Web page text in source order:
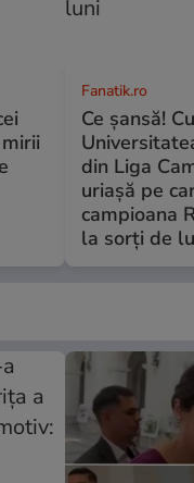
Fanatik.ro
Ce şansă!
din Liga
uriașă pe
campioana
la sorți de